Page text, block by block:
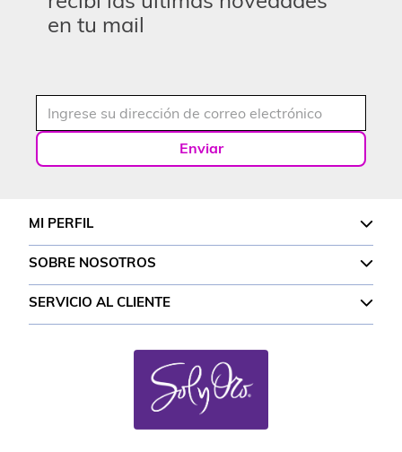
en tu mail
Enviar
MI PERFIL
SOBRE NOSOTROS
SERVICIO AL CLIENTE